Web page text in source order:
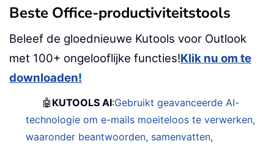
Beste Office-productiviteitstools
Beleef de gloednieuwe Kutools voor Outlook
met 100+ ongelooflijke functies!Klik nu om te
downloaden!
🤖 KUTOOLS AI:Gebruikt geavanceerde AI-
technologie om e-mails moeiteloos te verwerken,
waaronder beantwoorden, samenvatten,